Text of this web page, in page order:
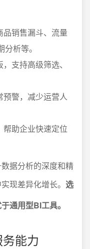
销售漏斗、流量
析等。
支持高级筛选、
预警，减少运营人
助企业快速定位
据分析的深度和精
现差异化增长。 选
通用型BI工具。
能力